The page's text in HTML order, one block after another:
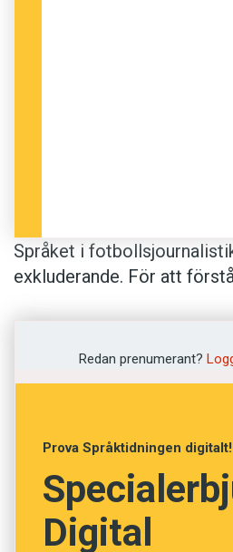
Språket i
exkluderande. För att
Det är inte självklart att
hemmalagetstia,
taka-fotboll,
tredjedelen, ’området
Redan prenumerant?
Prova Språktidningen digitalt!
Digital